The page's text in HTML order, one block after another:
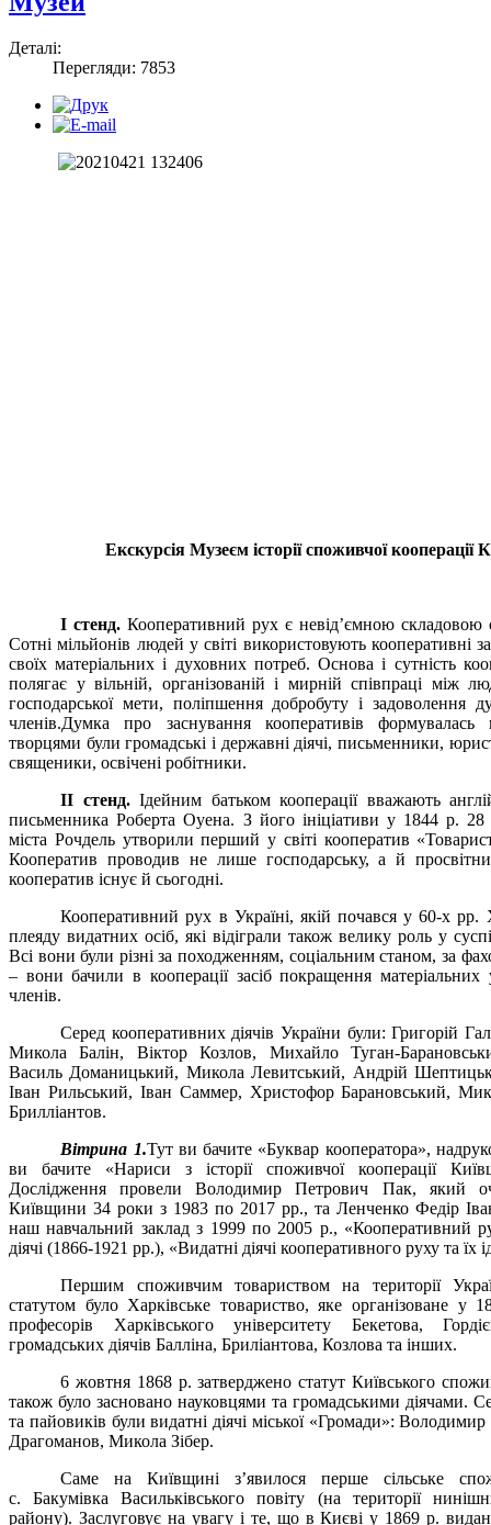
Деталі:
Перегляди: 7853
Екскурсія Музеєм історії споживчої кооперації
І стенд. Кооперативний рух є невід’ємною складовою
Сотні мільйонів людей у світі використовують кооперативні
своїх матеріальних і духовних потреб. Основа і сутність
полягає у вільній, організованій і мирній співпраці між
господарської мети, поліпшення добробуту і задоволення
членів.Думка про заснування кооперативів формувалась
творцями були громадські і державні діячі, письменники,
священики, освічені робітники.
ІІ стенд.Ідейним батьком кооперації вважають
письменника Роберта Оуена. З його ініціативи у 1844 р. 28
міста Рочдель утворили перший у світі кооператив
Кооператив проводив не лише господарську, а й
кооператив існує й сьогодні.
Кооперативний рух в Україні, якій почався у 60-х рр.
плеяду видатних осіб, які відіграли також велику роль у
Всі вони були різні за походженням, соціальним станом, за
– вони бачили в кооперації засіб покращення матеріальних
членів.
Серед кооперативних діячів України були: Григорій
Микола Балін, Віктор Козлов, Михайло Туган-
Василь Доманицький, Микола Левитський, Андрій
Іван Рильський, Іван Саммер, Христофор Барановський,
Брилліантов.
Вітрина 1.Тут ви бачите «Буквар кооператора»,
ви бачите «Нариси з історії споживчої кооперації
Дослідження провели Володимир Петрович Пак, який
Київщини 34 роки з 1983 по 2017 рр., та Ленченко Федір
наш навчальний заклад з 1999 по 2005 р., «Кооперативний
діячі (1866-1921 рр.), «Видатні діячі кооперативного руху та їх
Першим споживчим товариством на території
статутом було Харківське товариство, яке організоване у
професорів Харківського університету Бекетова,
громадських діячів Балліна, Бриліантова, Козлова та інших.
6 жовтня 1868 р. затверджено статут Київського
також було засновано науковцями та громадськими діячами.
та пайовиків були видатні діячі міської «Громади»:
Драгоманов, Микола Зібер.
Саме на Київщині з’явилося перше сільське
с. Бакумівка Васильківського повіту (на території
району). Заслуговує на увагу і те, що в Києві у 1869 р.